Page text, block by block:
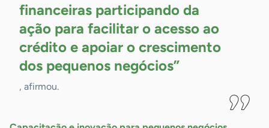
financeiras participando da
ação para facilitar o acesso ao
crédito e apoiar o crescimento
dos pequenos negócios”
, afirmou.